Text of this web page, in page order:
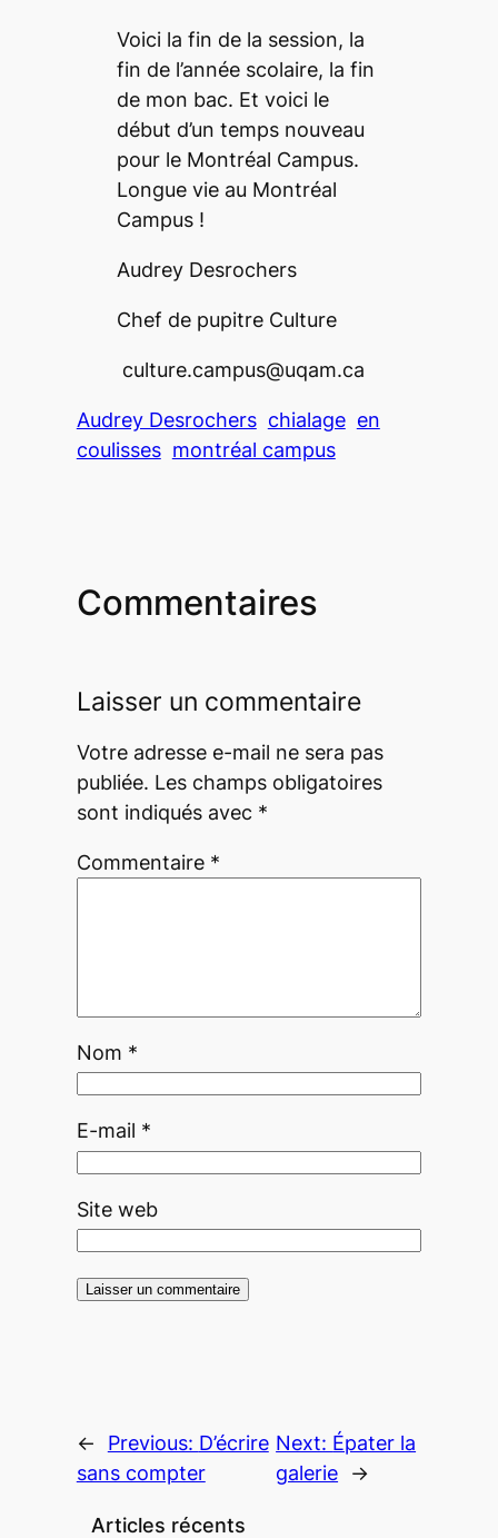
Voici la fin de la session, la
fin de l’année scolaire, la fin
de mon bac. Et voici le
début d’un temps nouveau
pour le Montréal Campus.
Longue vie au Montréal
Campus!
Audrey Desrochers
Chef de pupitre Culture
culture.campus@uqam.ca
Audrey Desrochers chialage en
coulisses montréal campus
Commentaires
Laisser un commentaire
Votre adresse e-mail ne sera pas
publiée. Les champs obligatoires
sont indiqués avec *
Commentaire *
Nom *
E-mail *
Site web
← Previous: D’écrire
sans compter
Next: Épater la
galerie
→
Articles récents